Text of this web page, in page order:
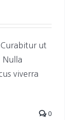
ut
Nulla
viverra
0